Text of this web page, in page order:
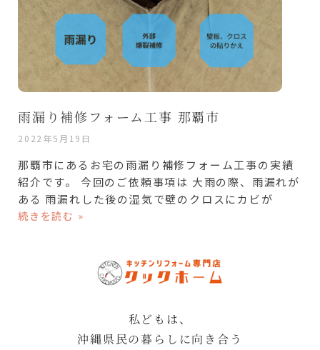
雨漏り補修フォーム工事 那覇市
2022年5月19日
那覇市にあるお宅の雨漏り補修フォーム工事の実績
紹介です。 今回のご依頼事項は 大雨の際、雨漏れが
ある 雨漏れした後の湿気で壁のクロスにカビが
続きを読む »
私どもは、
沖縄県民の暮らしに向き合う